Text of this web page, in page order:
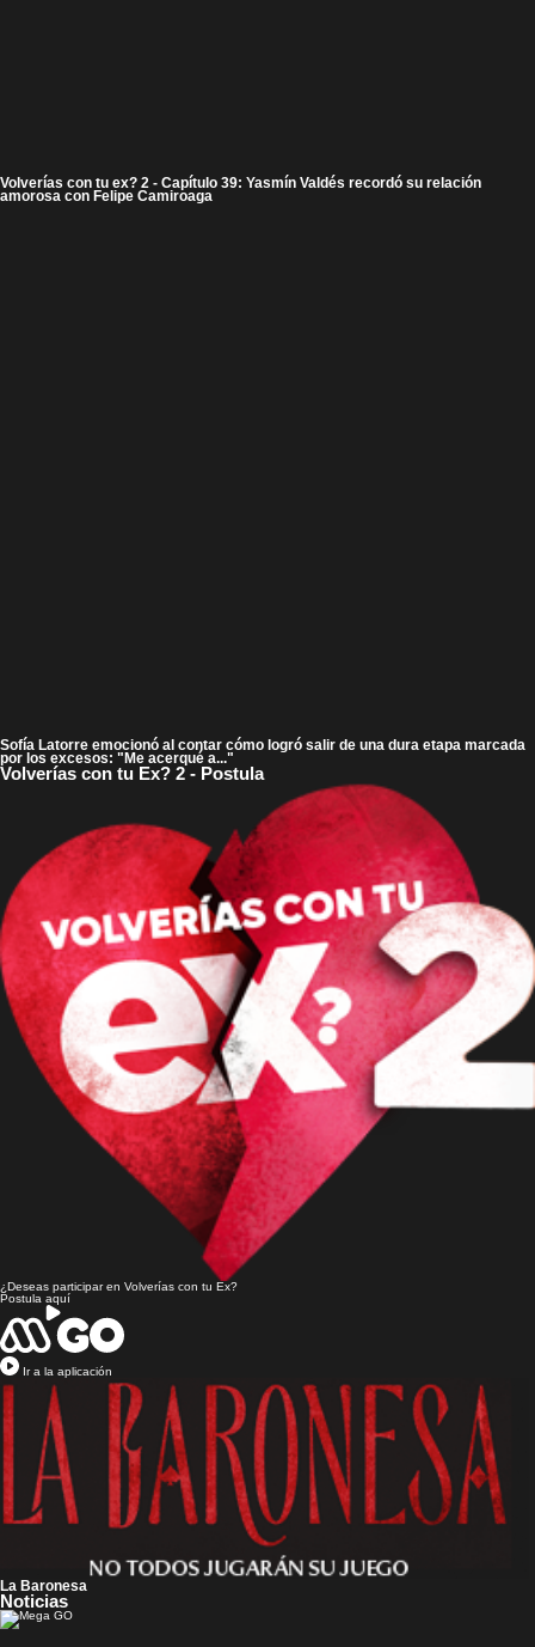
Volverías con tu ex? 2 - Capítulo 39: Yasmín Valdés recordó su relación
amorosa con Felipe Camiroaga
Sofía Latorre emocionó al contar cómo logró salir de una dura etapa marcada
por los excesos: "Me acerqué a..."
Volverías con tu Ex? 2 - Postula
¿Deseas participar en Volverías con tu Ex?
Postula aquí
Ir a la aplicación
La Baronesa
Noticias